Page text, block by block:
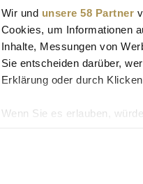
Wir und unsere 58 Partner
Cookies, um Informationen
Inhalte, Messungen von
Sie entscheiden darüber,
Erklärung oder durch
Wenn Sie es erlauben,
Erfahren Sie mehr darüber,